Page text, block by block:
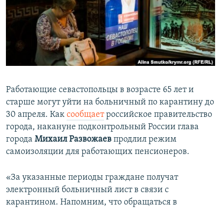
ПОБЕДИТЕЛЕЙ НЕ СУДЯТ?
КРЫМ.НЕПОКОРЕННЫЙ
ELIFBE
УКРАИНСКАЯ ПРОБЛЕМА КРЫМА
ПРИСОЕДИНЯЙТЕСЬ!
Работающие севастопольцы в возрасте 65 лет и
старше могут уйти на больничный по карантину до
30 апреля. Как сообщаетроссийское правительство
города, накануне подконтрольный России глава
города Михаил Развожаев продлил режим
самоизоляции для работающих пенсионеров.
«За указанные периоды граждане получат
электронный больничный лист в связи с
карантином. Напомним, что обращаться в